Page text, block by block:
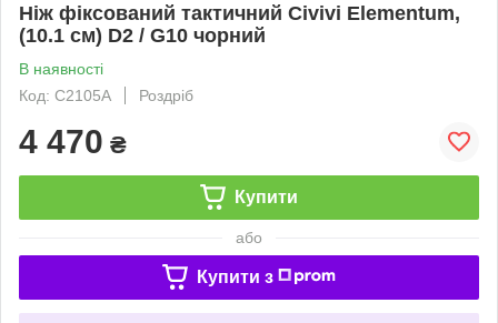
Ніж фіксований тактичний Civivi Elementum,
(10.1 см) D2 / G10 чорний
В наявності
Код: C2105A
Роздріб
4 470 ₴
Купити
або
Купити з